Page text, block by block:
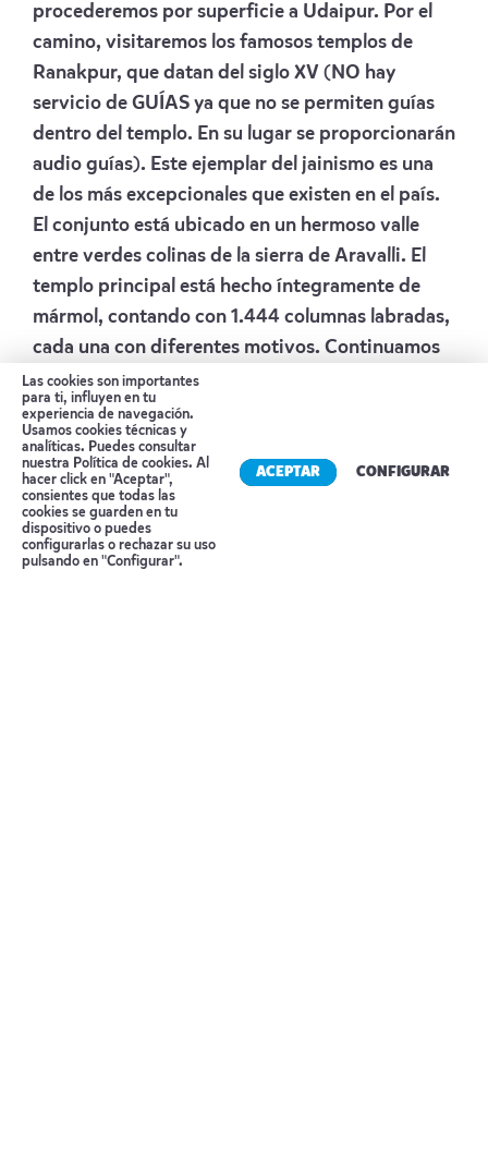
procederemos por superficie a Udaipur. Por el
camino, visitaremos los famosos templos de
Ranakpur, que datan del siglo XV (NO hay
servicio de GUÍAS ya que no se permiten guías
dentro del templo. En su lugar se proporcionarán
audio guías). Este ejemplar del jainismo es una
de los más excepcionales que existen en el país.
El conjunto está ubicado en un hermoso valle
entre verdes colinas de la sierra de Aravalli. El
templo principal está hecho íntegramente de
mármol, contando con 1.444 columnas labradas,
cada una con diferentes motivos. Continuamos
por carretera hacia Udaipur. A su llegada a
Udaipur, registro en el hotel.
Alojamiento:HOWARD JONSON BY
WYNDHAM
Día 10 UDAIPUR
Comenzamos el día con desayuno en el hotel. Por
Reserva tu cita
Las cookies son importantes
para ti, influyen en tu
experiencia de navegación.
Usamos cookies técnicas y
analíticas. Puedes consultar
nuestra Política de cookies. Al
hacer click en "Aceptar",
consientes que todas las
cookies se guarden en tu
dispositivo o puedes
configurarlas o rechazar su uso
pulsando en "Configurar".
ACEPTAR CONFIGURAR